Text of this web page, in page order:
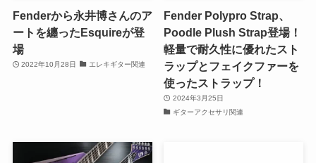
Fenderから永井博さんのア
ートを纏ったEsquireが登
場
2022年10月28日 エレキギター関連
Fender Polypro Strap、
Poodle Plush Strap登場！
軽量で耐久性に優れたスト
ラップとフェイクファーを
使ったストラップ！
2024年3月25日
ギターアクセサリ関連